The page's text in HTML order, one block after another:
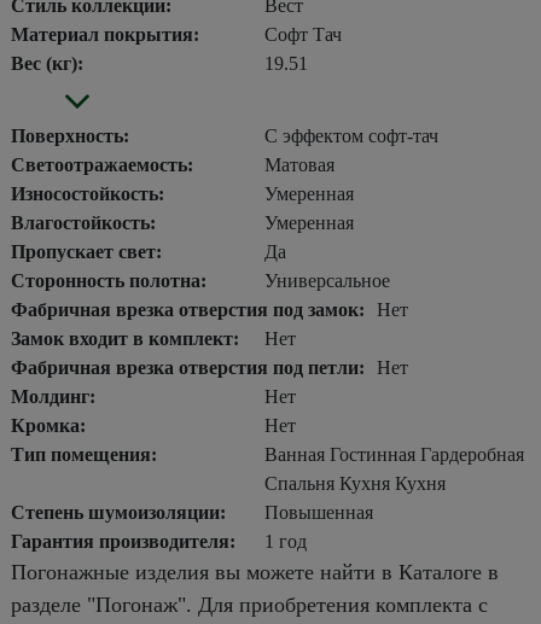
Стиль коллекции:
Вест
Материал покрытия:
Софт Тач
Вес (кг):
19.51
Поверхность:
С эффектом софт-тач
Светоотражаемость:
Матовая
Износостойкость:
Умеренная
Влагостойкость:
Умеренная
Пропускает свет:
Да
Сторонность полотна:
Универсальное
Фабричная врезка отверстия под замок:
Нет
Замок входит в комплект:
Нет
Фабричная врезка отверстия под петли:
Нет
Молдинг:
Нет
Кромка:
Нет
Тип помещения:
Ванная Гостинная Гардеробная
Спальня Кухня Кухня
Степень шумоизоляции:
Повышенная
Гарантия производителя:
1 год
Погонажные изделия вы можете найти в Каталоге в
разделе "Погонаж". Для приобретения комплекта с